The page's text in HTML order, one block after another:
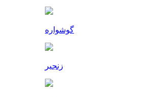
گوشواره
زنجیر